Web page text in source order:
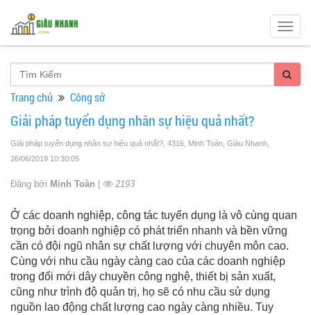
Trang chủ Công sở
Giải pháp tuyển dụng nhân sự hiệu quả nhất?
Giải pháp tuyển dụng nhân sự hiệu quả nhất?, 4316, Minh Toàn, Giàu Nhanh
26/06/2019 10:30:05
Đăng bởi Minh Toàn | 2193
Ở các doanh nghiệp, công tác tuyển dụng là vô cùng quan
trọng bởi doanh nghiệp có phát triển nhanh và bền vững
cần có đội ngũ nhân sự chất lượng với chuyên môn cao.
Cùng với nhu cầu ngày càng cao của các doanh nghiệp
trong đổi mới dây chuyền công nghệ, thiết bị sản xuất,
cũng như trình độ quản trị, họ sẽ có nhu cầu sử dụng
nguồn lao động chất lượng cao ngày càng nhiều. Tuy